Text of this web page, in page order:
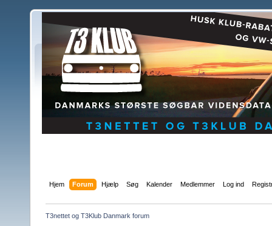
Hjem Forum Hjælp Søg Kalender Medlemmer Log ind
T3nettet og T3Klub Danmark forum